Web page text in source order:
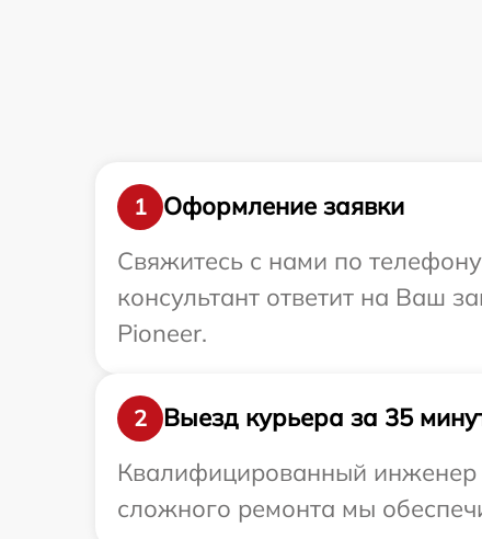
1
Оформление заявки
Свяжитесь с нами по
консультант ответит на Ваш
Pioneer.
2
Выезд курьера за 35
Квалифицированный инженер
сложного ремонта мы